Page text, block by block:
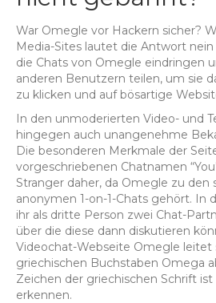
War Omegle vor Hackern sicher?
Media-Sites lautet die Antwort
die Chats von Omegle eindringen
anderen Benutzern teilen, um sie
zu klicken und auf bösartige
In den unmoderierten Video- und
hingegen auch unangenehme
Die besonderen Merkmale der
vorgeschriebenen Chatnamen
Stranger daher, da Omegle zu den
anonymen 1-on-1-Chats gehört. In
ihr als dritte Person zwei Chat-
über die diese dann diskutieren
Videochat-Webseite Omegle leitet
griechischen Buchstaben Omega
Zeichen der griechischen Schrift
erkennen.